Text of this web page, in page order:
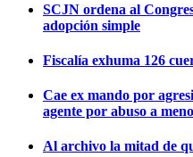
SCJN ordena al
adopción simple
Fiscalía exhuma 126
Cae ex mando por
agente por abuso a
Al archivo la mitad de